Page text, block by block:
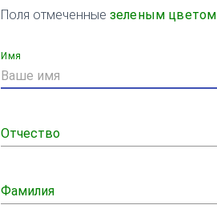
Поля отмеченные зеленым цветом
Имя
Отчество
Фамилия